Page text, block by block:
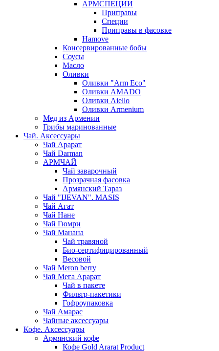
АРМСПЕЦИИ
Приправы
Специи
Приправы в фасовке
Hamove
Консервированные бобы
Соусы
Масло
Оливки
Оливки "Arm Eco"
Оливки AMADO
Оливки Aiello
Оливки Armenium
Мед из Армении
Грибы маринованные
Чай. Аксессуары
Чай Арарат
Чай Darman
АРМЧАЙ
Чай заварочный
Прозрачная фасовка
Армянский Тараз
Чай "IJEVAN". MASIS
Чай Агат
Чай Нане
Чай Гюмри
Чай Манана
Чай травяной
Био-сертифицированный
Весовой
Чай Meron berry
Чай Мега Арарат
Чай в пакете
Фильтр-пакетики
Гофроупаковка
Чай Амарас
Чайные аксессуары
Кофе. Аксессуары
Армянский кофе
Кофе Gold Ararat Product